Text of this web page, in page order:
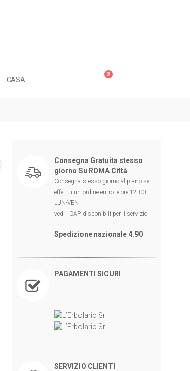
CASA
0
Consegna Gratuita stesso
giorno Su ROMA Città
Consegna stesso giorno al piano se
effettui un ordine entro le ore 12:00
LUN-VEN
vedi i CAP disponibili per il servizio
Spedizione nazionale 4.90
PAGAMENTI SICURI
SERVIZIO CLIENTI